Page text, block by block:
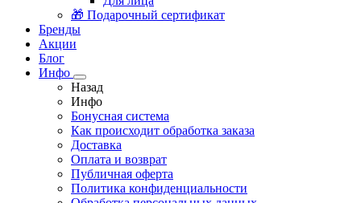
🎁 Подарочный сертификат
Бренды
Акции
Блог
Инфо
Назад
Инфо
Бонусная система
Как происходит обработка заказа
Доставка
Оплата и возврат
Публичная оферта
Политика конфиденциальности